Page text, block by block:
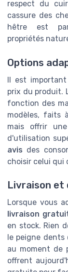
respect du
cassure des
hêtre est
propriétés
Options
Il est
prix du produit.
fonction des
modèles, faits
mais offrir
d'utilisation
avis des
choisir celui qui
Livraison et
Lorsque vous
livraison
en stock. Rien
le peigne dents
au moment de
offrent